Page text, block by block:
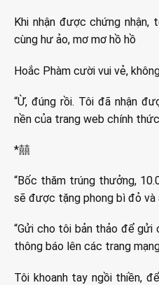
Khi nhận được chứng
cùng hư ảo, mơ mơ hồ hồ
Hoắc Phàm cười vui vẻ,
“Ừ, đúng rồi. Tôi đã nhận
nền của trang web chính
*囍
“Bốc thăm trúng thưởng,
sẽ được tặng phong bì đỏ và
“Gửi cho tôi bản thảo để gửi
thông báo lên các trang
Tôi khoanh tay ngồi thiền,